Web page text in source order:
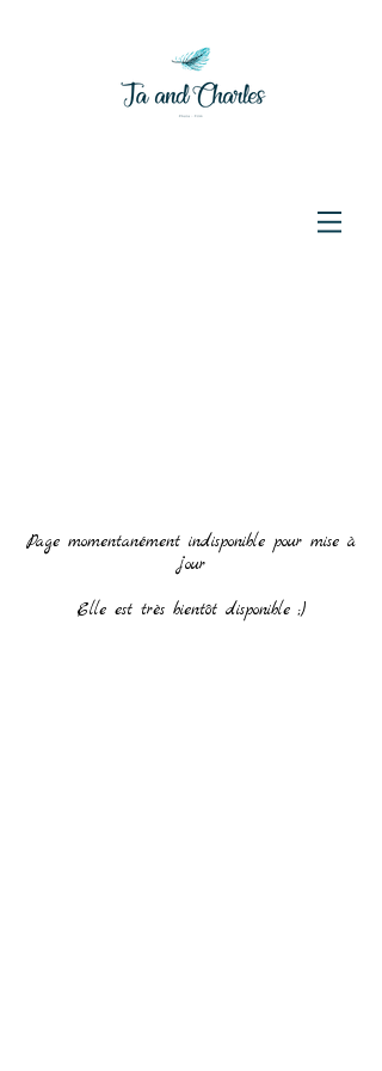
Page momentanément indisponible pour mise à
jour
Elle est très bientôt disponible ;)